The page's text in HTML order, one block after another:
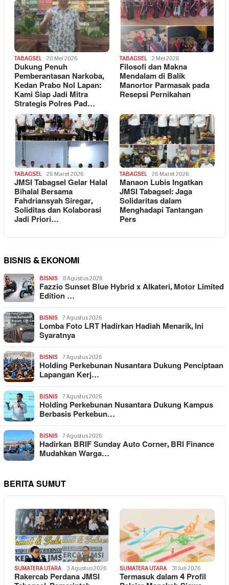
TABAGSEL 20 Mei 2026
Dukung Penuh
Pemberantasan Narkoba,
Kedan Prabo Nol Lapan:
Kami Siap Jadi Mitra
Strategis Polres Pad…
TABAGSEL 2 Mei 2026
Filosofi dan Makna
Mendalam di Balik
Manortor Parmasak pada
Resepsi Pernikahan
TABAGSEL 26 Maret 2026
JMSI Tabagsel Gelar Halal
Bihalal Bersama
Fahdriansyah Siregar,
Soliditas dan Kolaborasi
Jadi Priori…
TABAGSEL 26 Maret 2026
Manaon Lubis Ingatkan
JMSI Tabagsel: Jaga
Solidaritas dalam
Menghadapi Tantangan
Pers
BISNIS & EKONOMI
BISNIS 8 Agustus 2026
Fazzio Sunset Blue Hybrid x Alkateri, Motor Limited
Edition …
BISNIS 7 Agustus 2026
Lomba Foto LRT Hadirkan Hadiah Menarik, Ini
Syaratnya
BISNIS 7 Agustus 2026
Holding Perkebunan Nusantara Dukung Penciptaan
Lapangan Kerj…
BISNIS 7 Agustus 2026
Holding Perkebunan Nusantara Dukung Kampus
Berbasis Perkebun…
BISNIS 7 Agustus 2026
Hadirkan BRIF Sunday Auto Corner, BRI Finance
Mudahkan Warga…
BERITA SUMUT
SUMATERA UTARA 3 Agustus 2026
Rakercab Perdana JMSI
SUMATERA UTARA 31 Juli 2026
Termasuk dalam 4 Profil